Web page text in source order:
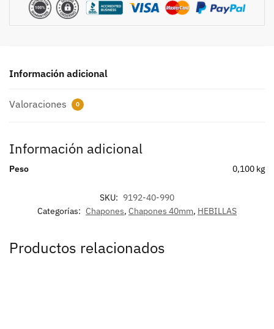
Información adicional
Valoraciones 0
Información adicional
Peso 0,100 kg
SKU: 9192-40-990
Categorías: Chapones, Chapones 40mm, HEBILLAS
Productos relacionados